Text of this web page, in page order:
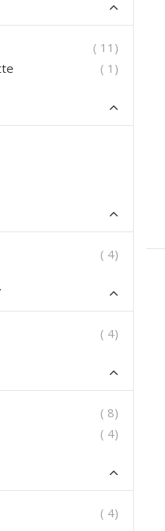
11 termék
1 termék
4termék
4termék
8termék
4termék
4termék